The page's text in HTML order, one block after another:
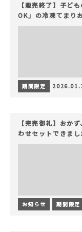
【販売終了】子ど
OK」の冷凍てまり
期間限定
【完売御礼】おか
わせセットできまし
お知らせ 期間限定